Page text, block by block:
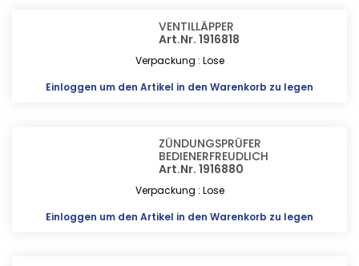
VENTILLÄPPER
Art.Nr. 1916818
Verpackung : Lose
Einloggen um den Artikel in den Warenkorb zu legen
ZÜNDUNGSPRÜFER
BEDIENERFREUDLICH
Art.Nr. 1916880
Verpackung : Lose
Einloggen um den Artikel in den Warenkorb zu legen